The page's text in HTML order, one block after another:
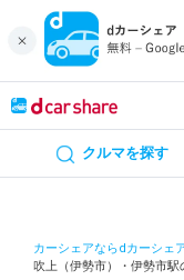
クルマを探す
カーシェアならdカーシェ
吹上（伊勢市）・伊勢市
カ